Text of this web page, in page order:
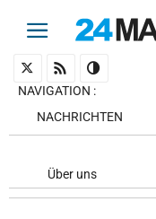
NAVIGATION :
NACHRICHTEN
Über uns